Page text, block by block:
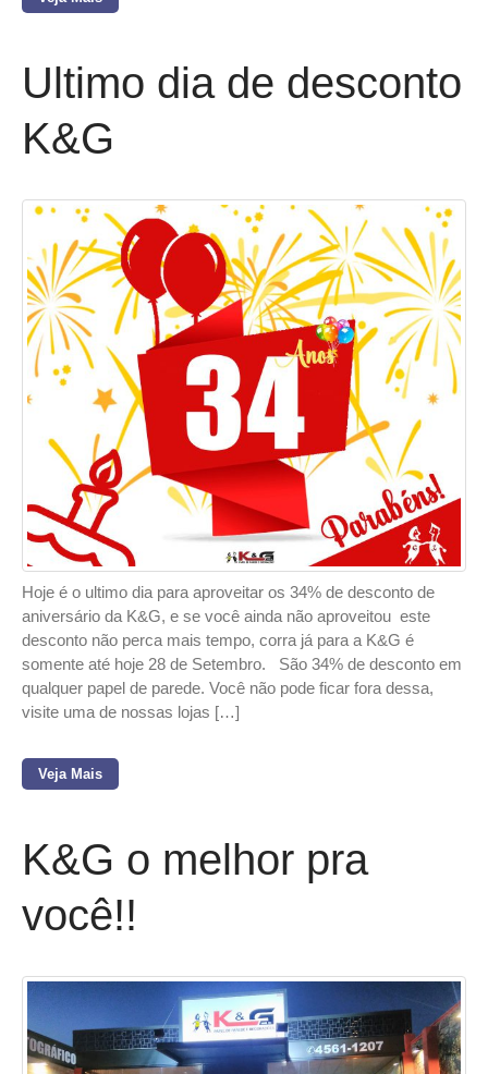
Ultimo dia de desconto
K&G
Hoje é o ultimo dia para aproveitar os 34% de desconto de
aniversário da K&G, e se você ainda não aproveitou este
desconto não perca mais tempo, corra já para a K&G é
somente até hoje 28 de Setembro. São 34% de desconto em
qualquer papel de parede. Você não pode ficar fora dessa,
visite uma de nossas lojas […]
Veja Mais
K&G o melhor pra
você!!